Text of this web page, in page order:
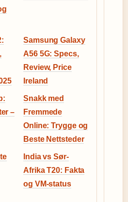
Samsung Galaxy
A56 5G: Specs,
Review, Price
Ireland
–
Snakk med
Fremmede
Online: Trygge og
Beste Nettsteder
India vs Sør-
Afrika T20: Fakta
og VM-status